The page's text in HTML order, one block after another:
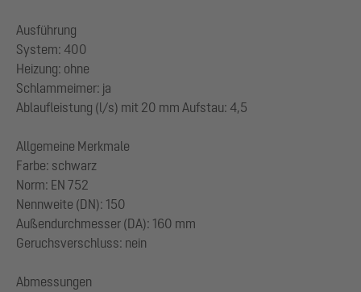
Ausführung
System: 400
Heizung: ohne
Schlammeimer: ja
Ablaufleistung (l/s) mit 20 mm Aufstau: 4,5
Allgemeine Merkmale
Farbe: schwarz
Norm: EN 752
Nennweite (DN): 150
Außendurchmesser (DA): 160 mm
Geruchsverschluss: nein
Abmessungen